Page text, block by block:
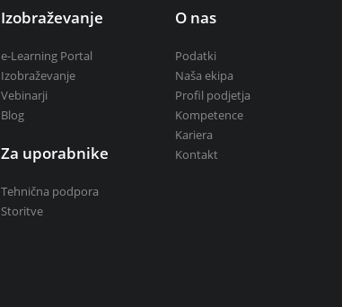
Izobraževanje
e-Learning Portal
Izobraževanje
Vebinarji
Blog
Za uporabnike
Tehnična podpora
Storitve
O nas
Podatki
Naša ekipa
Profil podjetja
Kompetence
Kariera
Kontakt